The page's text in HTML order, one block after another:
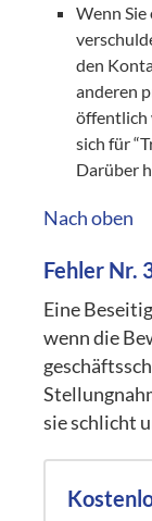
Wenn
den
anderen
öffentlich
sich für
Darüber
Nach oben
Fehler Nr.
Eine
wenn die
sie schlicht